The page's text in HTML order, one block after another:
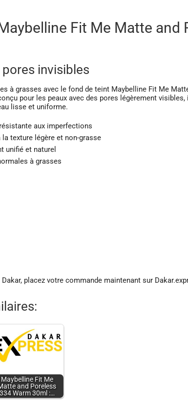
Fit Me Matte and
invisibles
à grasses avec le fond de teint Maybelline Fit Me
pour les peaux avec des pores légèrement
lisse et uniforme.
aux imperfections
texture légère et non-grasse
unifié et naturel
à grasses
placez votre commande maintenant sur
Maybelline Fit Me
and Poreless
334 Warm 30ml :…